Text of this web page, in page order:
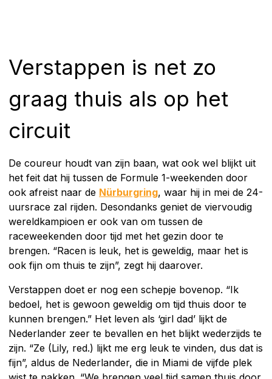
Verstappen is net zo
graag thuis als op het
circuit
De coureur houdt van zijn baan, wat ook wel blijkt uit
het feit dat hij tussen de Formule 1-weekenden door
ook afreist naar de Nürburgring, waar hij in mei de 24-
uursrace zal rijden. Desondanks geniet de viervoudig
wereldkampioen er ook van om tussen de
raceweekenden door tijd met het gezin door te
brengen. “Racen is leuk, het is geweldig, maar het is
ook fijn om thuis te zijn”, zegt hij daarover.
Verstappen doet er nog een schepje bovenop. “Ik
bedoel, het is gewoon geweldig om tijd thuis door te
kunnen brengen.” Het leven als ‘girl dad’ lijkt de
Nederlander zeer te bevallen en het blijkt wederzijds te
zijn. “Ze (Lily, red.) lijkt me erg leuk te vinden, dus dat is
fijn”, aldus de Nederlander, die in Miami de vijfde plek